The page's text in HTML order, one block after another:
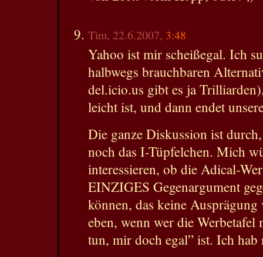
Tim, 22.6.2007, 3:48
Yahoo ist mir scheißegal. Ich
halbwegs brauchbaren
del.icio.us gibt es ja
leicht ist, und dann endet
Die ganze Diskussion ist
noch das I-Tüpfelchen. Mich
interessieren, ob die Adical-
EINZIGES Gegenargument
können, das keine Ausprägung
eben, wenn wer die
tun, mir doch egal” ist. Ich